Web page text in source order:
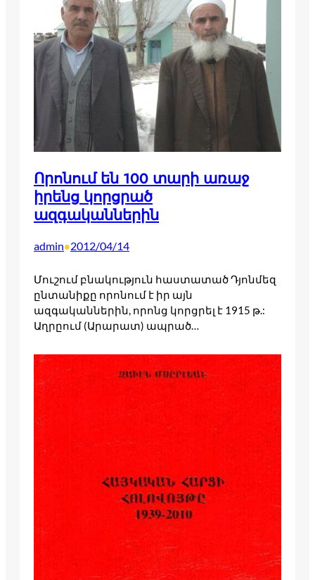
Որոնում են 100 տարի առաջ
իրենց կորցրած
ազգականներին
admin•2012/04/14
Մուշում բնակություն հաստատած Դյոնմեզ
ընտանիքը որոնում է իր այն
ազգականներին, որոնց կորցրել է 1915 թ.:
Աղրըում (Արարատ) ապրած…